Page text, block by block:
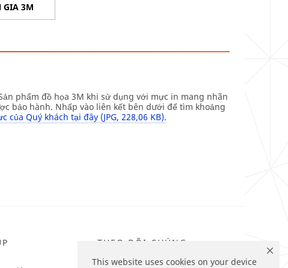
This website uses cookies on your device
GIA 3M
phẩm đồ họa 3M khi sử dụng với mực in mang nhãn
bảo hành. Nhấp vào liên kết bên dưới để tìm khoảng
của Quý khách tại đây (JPG, 228,06 KB).
THEO DÕI CHÚNG